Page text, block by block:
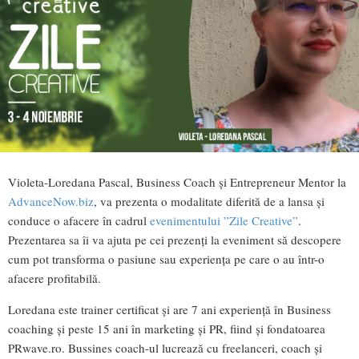
Violeta-Loredana Pascal, Business Coach și Entrepreneur Mentor la
AdvanceNow.biz, va prezenta o modalitate diferită de a lansa și
conduce o afacere în cadrul evenimentului ”Zile Creative”.
Prezentarea sa îi va ajuta pe cei prezenţi la eveniment să descopere
cum pot transforma o pasiune sau experienţa pe care o au într-o
afacere profitabilă.
Loredana este trainer certificat și are 7 ani experiență în Business
coaching și peste 15 ani în marketing și PR, fiind şi fondatoarea
PRwave.ro. Bussines coach-ul lucrează cu freelanceri, coach și